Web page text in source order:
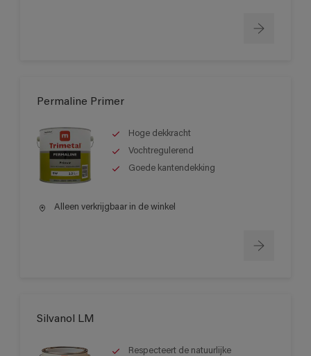
Permaline Primer
Hoge dekkracht
Vochtregulerend
Goede kantendekking
Alleen verkrijgbaar in de winkel
Silvanol LM
Respecteert de natuurlijke